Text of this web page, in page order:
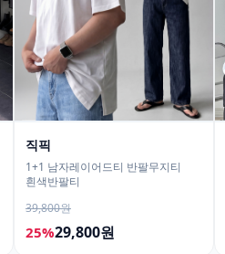
직픽
1+1 남자레이어드티 반팔무지티
흰색반팔티
39,800원
25%29,800원